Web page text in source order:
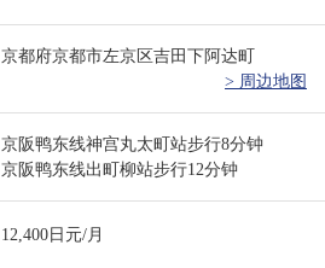
京都府京都市左京区吉田下阿达町
> 周边地图
京阪鸭东线神宫丸太町站步行8分钟
京阪鸭东线出町柳站步行12分钟
12,400日元/月